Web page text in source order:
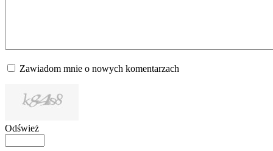
Zawiadom mnie o nowych komentarzach
Odśwież